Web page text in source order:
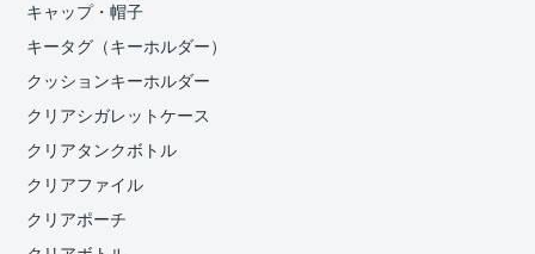
キャップ・帽子
キータグ（キーホルダー）
クッションキーホルダー
クリアシガレットケース
クリアタンクボトル
クリアファイル
クリアポーチ